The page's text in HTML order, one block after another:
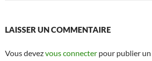
LAISSER UN COMMENTAIRE
Vous devezvous connecter pour publier